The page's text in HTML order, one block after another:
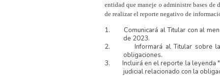
entidad que maneje o administre bases
de realizar el reporte negativo de
1.
Comunicará al Titular con al
de 2023.
2.
Informará al Titular sobre
obligaciones.
3.
Incluirá en el reporte la leyenda
judicial relacionado con la